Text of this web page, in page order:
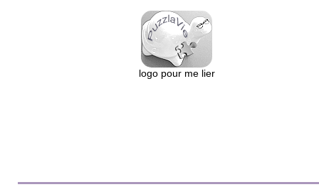
logo pour me lier